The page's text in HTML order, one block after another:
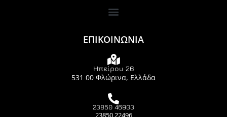
ΕΠΙΚΟΙΝΩΝΙΑ
Ηπείρου 26
531 00 Φλώρινα, Ελλάδα
23850 46903
23850 22496